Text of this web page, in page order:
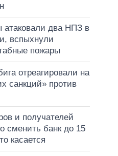
атаковали два НПЗ в
вспыхнули
пожары
отреагировали на
санкций» против
и получателей
сменить банк до 15
касается